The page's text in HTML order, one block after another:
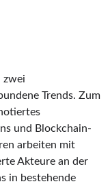
zwei
Trends. Zum
und Blockchain-
arbeiten mit
Akteure an der
in bestehende